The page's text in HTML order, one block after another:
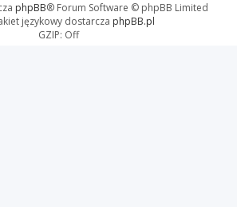
phpBB® Forum Software © phpBB Limited
językowy dostarcza phpBB.pl
GZIP: Off